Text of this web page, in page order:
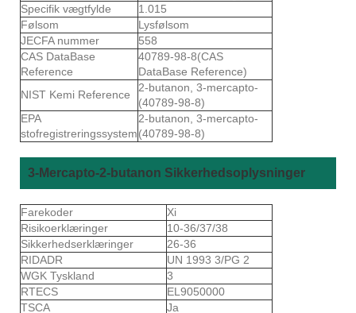
Specifik vægtfylde
1.015
Følsom
Lysfølsom
JECFA nummer
558
CAS DataBase
Reference
40789-98-8(CAS
DataBase Reference)
NIST Kemi Reference
2-butanon, 3-mercapto-
(40789-98-8)
EPA
stofregistreringssystem
2-butanon, 3-mercapto-
(40789-98-8)
3-Mercapto-2-butanon Sikkerhedsoplysninger
Farekoder
Xi
Risikoerklæringer
10-36/37/38
Sikkerhedserklæringer
26-36
RIDADR
UN 1993 3/PG 2
WGK Tyskland
3
RTECS
EL9050000
TSCA
Ja